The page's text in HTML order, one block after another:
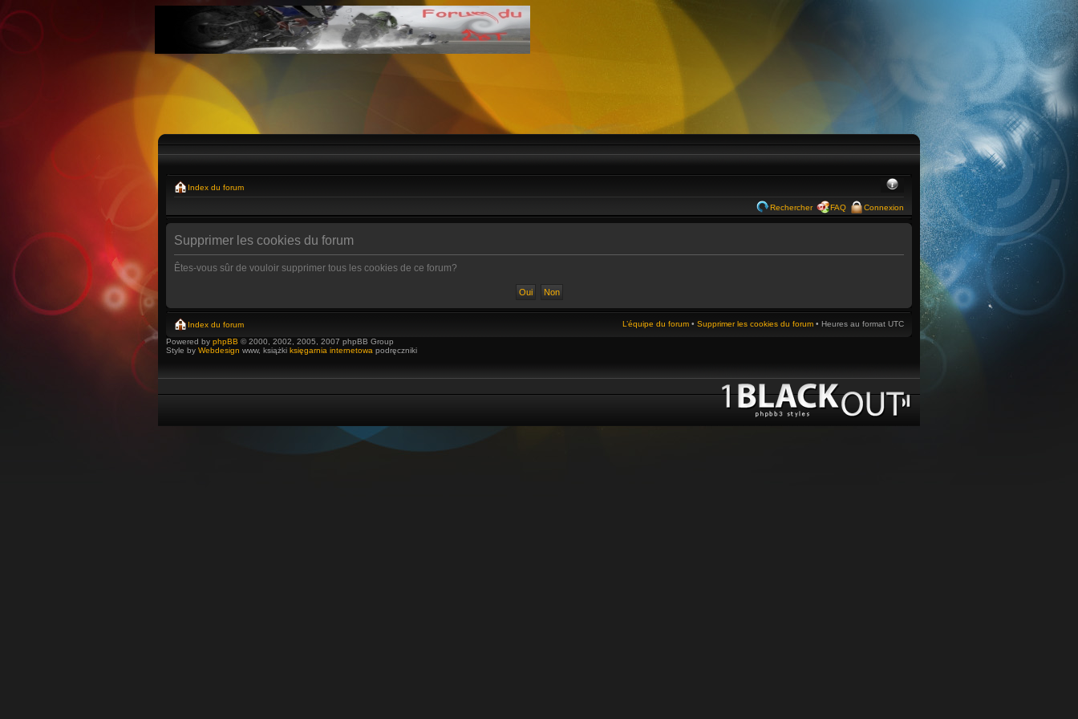
Index du forum
Rechercher FAQ Connexion
Supprimer les cookies du forum
Êtes-vous sûr de vouloir supprimer tous les cookies de ce forum?
Index du forum L’équipe du forum • Supprimer les cookies du forum • Heures au format UTC
Powered by phpBB © 2000, 2002, 2005, 2007 phpBB Group
Style by Webdesign www, książki księgarnia internetowa podręczniki